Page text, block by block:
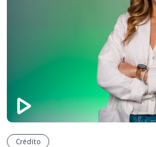
Crédito